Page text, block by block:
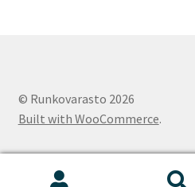
© Runkovarasto 2026
Built with WooCommerce.